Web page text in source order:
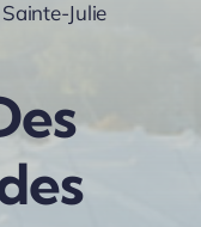
Julie